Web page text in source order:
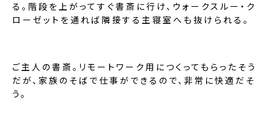
る。階段を上がってすぐ書斎に行け、ウォークスルー・ク
ローゼットを通れば隣接する主寝室へも抜けられる。
ご主人の書斎。リモートワーク用につくってもらったそう
だが、家族のそばで仕事ができるので、非常に快適だそ
う。